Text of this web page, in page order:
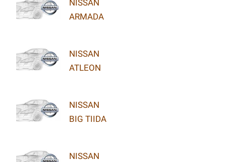
NISSAN
ARMADA
NISSAN
ATLEON
NISSAN
BIG TIIDA
NISSAN